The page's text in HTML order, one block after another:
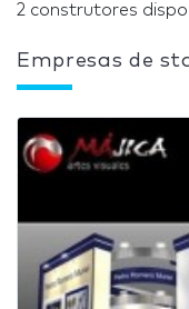
2 construtores
Empresas de